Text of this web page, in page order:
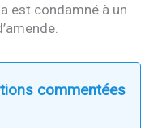
est condamné à un
commentées